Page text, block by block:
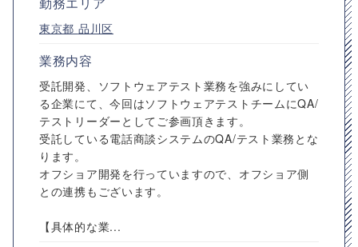
東京都 品川区
業務内容
受託開発、ソフトウェアテスト業務を強みにしてい
る企業にて、今回はソフトウェアテストチームにQA/
テストリーダーとしてご参画頂きます。
受託している電話商談システムのQA/テスト業務とな
ります。
オフショア開発を行っていますので、オフショア側
との連携もございます。
【具体的な業...